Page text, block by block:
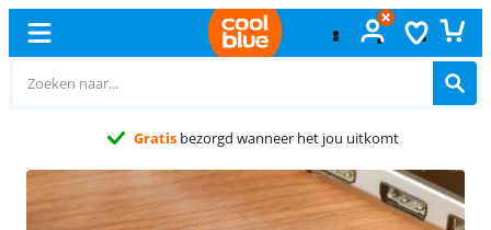
Gratisruilen